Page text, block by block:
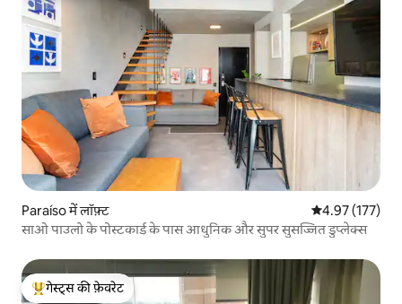
Paraíso में लॉफ़्ट औसत रेटिंग 5 में से
4.97 (177)
साओ पाउलो के पोस्टकार्ड के पास आधुनिक और सुपर सुसज्जित डुप्लेक्स
गेस्ट्स का टॉप फ़ेवरेट
गेस्ट्स की फ़ेवरेट